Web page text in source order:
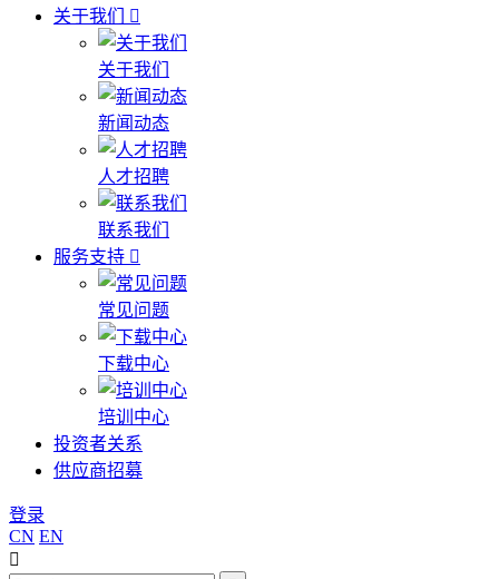
关于我们
关于我们
新闻动态
人才招聘
联系我们
服务支持
常见问题
下载中心
培训中心
投资者关系
供应商招募
登录
CN EN